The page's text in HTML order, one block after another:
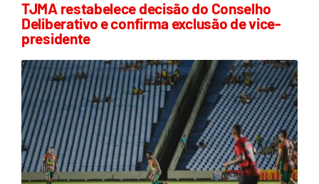
TJMA restabelece decisão do Conselho
Deliberativo e confirma exclusão de vice-
presidente